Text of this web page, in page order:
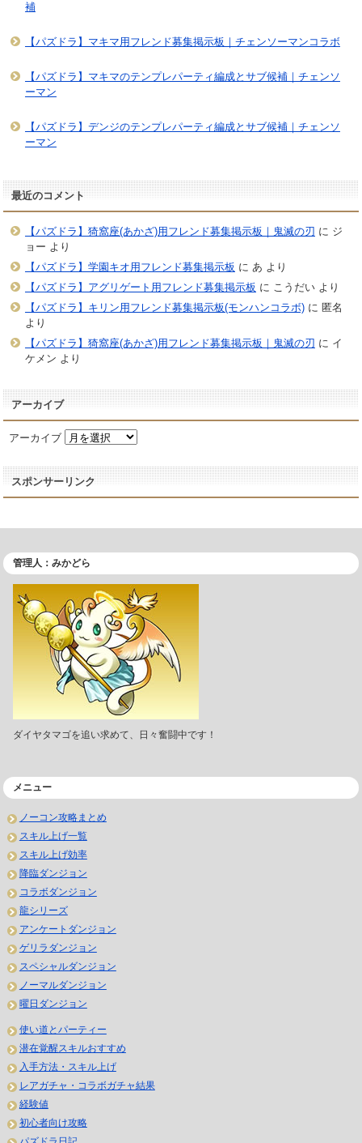
補
【パズドラ】マキマ用フレンド募集掲示板｜チェンソーマンコラボ
【パズドラ】マキマのテンプレパーティ編成とサブ候補｜チェンソ
ーマン
【パズドラ】デンジのテンプレパーティ編成とサブ候補｜チェンソ
ーマン
最近のコメント
【パズドラ】猗窩座(あかざ)用フレンド募集掲示板｜鬼滅の刃 に ジ
ョー より
【パズドラ】学園キオ用フレンド募集掲示板 に あ より
【パズドラ】アグリゲート用フレンド募集掲示板 に こうだいより
【パズドラ】キリン用フレンド募集掲示板(モンハンコラボ)に 匿名
より
【パズドラ】猗窩座(あかざ)用フレンド募集掲示板｜鬼滅の刃 に イ
ケメン より
アーカイブ
アーカイブ
スポンサーリンク
管理人：みかどら
ダイヤタマゴを追い求めて、日々奮闘中です！
メニュー
ノーコン攻略まとめ
スキル上げ一覧
スキル上げ効率
降臨ダンジョン
コラボダンジョン
龍シリーズ
アンケートダンジョン
ゲリラダンジョン
スペシャルダンジョン
ノーマルダンジョン
曜日ダンジョン
使い道とパーティー
潜在覚醒スキルおすすめ
入手方法・スキル上げ
レアガチャ・コラボガチャ結果
経験値
初心者向け攻略